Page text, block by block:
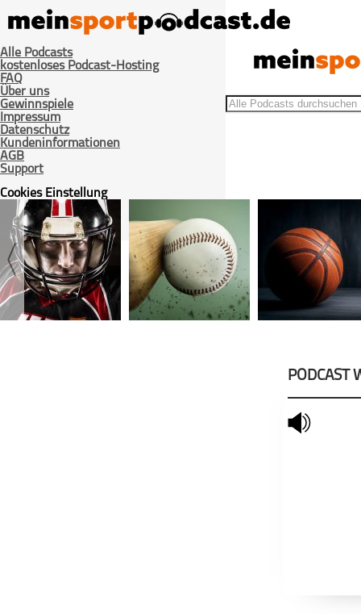
Alle Podcasts
kostenloses Podcast-Hosting
FAQ
Über uns
Gewinnspiele
Impressum
Datenschutz
Kundeninformationen
AGB
Support
Cookies Einstellung
Login / Registrieren
Home > Beiträge getaggt "Rookie of the Year"
PODCAST
mute